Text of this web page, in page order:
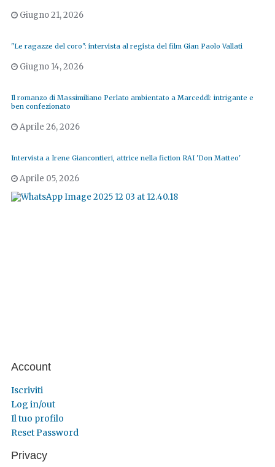
Giugno 21, 2026
"Le ragazze del coro": intervista al regista del film Gian Paolo Vallati
Giugno 14, 2026
Il romanzo di Massimiliano Perlato ambientato a Marceddì: intrigante e
ben confezionato
Aprile 26, 2026
Intervista a Irene Giancontieri, attrice nella fiction RAI 'Don Matteo'
Aprile 05, 2026
Account
Iscriviti
Log in/out
Il tuo profilo
Reset Password
Privacy